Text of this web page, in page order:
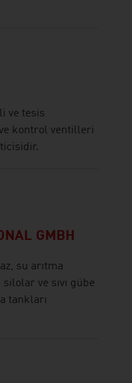
ve tesis
kontrol ventilleri
GMBH
su arıtma
ve sıvı gübe
tankları